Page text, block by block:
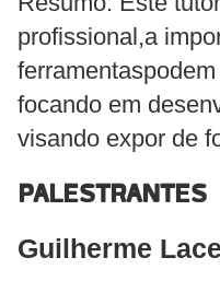
profissional,a
focando em
visando expor de
PALESTRANTES
Guilherme